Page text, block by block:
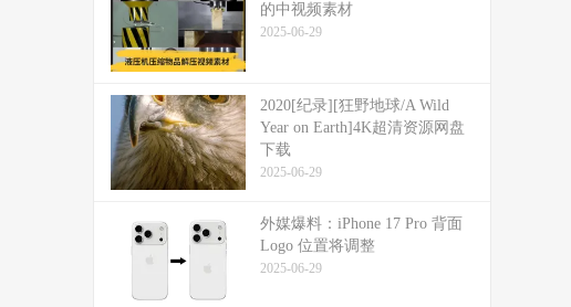
的中视频素材
2025-06-29
2020[纪录][狂野地球/A Wild
Year on Earth]4K超清资源网盘
下载
2025-06-29
外媒爆料：​​iPhone 17 Pro 背面
Logo 位置将调整​​
2025-06-29